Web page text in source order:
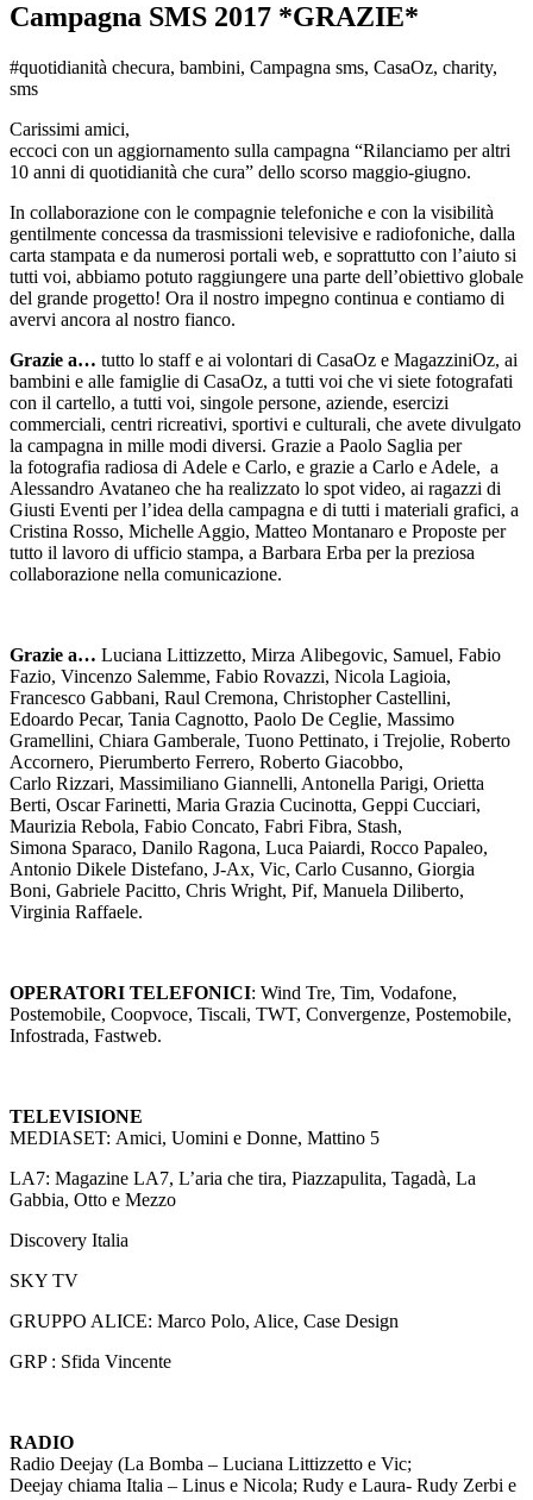
Campagna SMS 2017 *GRAZIE*
#quotidianità checura, bambini, Campagna sms, CasaOz, charity,
sms
Carissimi amici,
eccoci con un aggiornamento sulla campagna “Rilanciamo per altri
10 anni di quotidianità che cura” dello scorso maggio-giugno.
In collaborazione con le compagnie telefoniche e con la visibilità
gentilmente concessa da trasmissioni televisive e radiofoniche, dalla
carta stampata e da numerosi portali web, e soprattutto con l’aiuto si
tutti voi, abbiamo potuto raggiungere una parte dell’obiettivo globale
del grande progetto! Ora il nostro impegno continua e contiamo di
avervi ancora al nostro fianco.
Grazie a… tutto lo staff e ai volontari di CasaOz e MagazziniOz, ai
bambini e alle famiglie di CasaOz, a tutti voi che vi siete fotografati
con il cartello, a tutti voi, singole persone, aziende, esercizi
commerciali, centri ricreativi, sportivi e culturali, che avete divulgato
la campagna in mille modi diversi. Grazie a Paolo Saglia per
la fotografia radiosa di Adele e Carlo, e grazie a Carlo e Adele, a
Alessandro Avataneo che ha realizzato lo spot video, ai ragazzi di
Giusti Eventi per l’idea della campagna e di tutti i materiali grafici, a
Cristina Rosso, Michelle Aggio, Matteo Montanaro e Proposte per
tutto il lavoro di ufficio stampa, a Barbara Erba per la preziosa
collaborazione nella comunicazione.
Grazie a… Luciana Littizzetto, Mirza Alibegovic, Samuel, Fabio
Fazio, Vincenzo Salemme, Fabio Rovazzi, Nicola Lagioia,
Francesco Gabbani, Raul Cremona, Christopher Castellini,
Edoardo Pecar, Tania Cagnotto, Paolo De Ceglie, Massimo
Gramellini, Chiara Gamberale, Tuono Pettinato, i Trejolie, Roberto
Accornero, Pierumberto Ferrero, Roberto Giacobbo,
Carlo Rizzari, Massimiliano Giannelli, Antonella Parigi, Orietta
Berti, Oscar Farinetti, Maria Grazia Cucinotta, Geppi Cucciari,
Maurizia Rebola, Fabio Concato, Fabri Fibra, Stash,
Simona Sparaco, Danilo Ragona, Luca Paiardi, Rocco Papaleo,
Antonio Dikele Distefano, J-Ax, Vic, Carlo Cusanno, Giorgia
Boni, Gabriele Pacitto, Chris Wright, Pif, Manuela Diliberto,
Virginia Raffaele.
OPERATORI TELEFONICI: Wind Tre, Tim, Vodafone,
Postemobile, Coopvoce, Tiscali, TWT, Convergenze, Postemobile,
Infostrada, Fastweb.
TELEVISIONE
MEDIASET: Amici, Uomini e Donne, Mattino 5
LA7: Magazine LA7, L’aria che tira, Piazzapulita, Tagadà, La
Gabbia, Otto e Mezzo
Discovery Italia
SKY TV
GRUPPO ALICE: Marco Polo, Alice, Case Design
GRP : Sfida Vincente
RADIO
Radio Deejay (La Bomba – Luciana Littizzetto e Vic;
Deejay chiama Italia – Linus e Nicola; Rudy e Laura- Rudy Zerbi e